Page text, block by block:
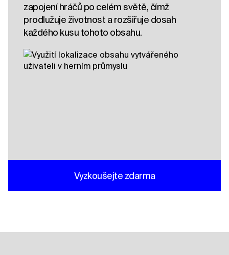
zapojení hráčů po celém světě, čímž
prodlužuje životnost a rozšiřuje dosah
každého kusu tohoto obsahu.
Vyzkoušejte zdarma